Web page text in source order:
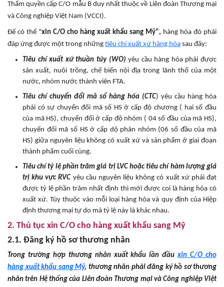
Thẩm quyền cấp C/O mẫu B duy nhất thuộc về Liên đoàn Thương mại
và Công nghiệp Việt Nam (VCCI).
Để có thể "xin C/O cho hàng xuất khẩu sang Mỹ", hàng hóa đó phải
đáp ứng được một trong những tiêu chí xuất xứ hàng hóa sau đây:
Tiêu chí xuất xứ thuần túy (WO) yêu cầu hàng hóa phải được
sản xuất, nuôi trồng, chế biến nội địa trong lãnh thổ của một
nước, nhóm nước thành viên FTA.
Tiêu chí chuyển đổi mã số hàng hóa (CTC) yêu cầu hàng hóa
phải có sự chuyển đổi mã số HS ở cấp độ chương ( hai số đầu
của mã HS), chuyển đổi ở cấp độ nhóm ( 04 số đầu của mã HS),
chuyển đổi mã số HS ở cấp dộ phân nhóm (06 số đầu của mã
HS) giữa nguyên liệu không có xuất xứ và sản phẩm ở giai đoạn
thành phẩm cuối cùng.
Tiêu chí tỷ lệ phần trăm giá trị LVC hoặc tiêu chí hàm lượng giá
trị khu vực RVC yêu cầu nguyên liệu không có xuất xứ phải đạt
được tỷ lệ phần trăm nhất định thì mới được coi là hàng hóa có
xuất xứ. Tùy thuộc vào mỗi loại hàng hóa và quy định của Hiệp
định thương mại tự do mà tỷ lệ này là khác nhau.
2. Thủ tục xin C/O cho hàng xuất khẩu sang Mỹ
2.1. Đăng ký hồ sơ thương nhân
Trong trường hợp thương nhân xuất khẩu lần đầuxin C/O cho
hàng xuất khẩu sang Mỹ, thương nhân phải đăng ký hồ sơ thương
nhân trên Hệ thống của Liên đoàn Thương mại và Công nghiệp Việt